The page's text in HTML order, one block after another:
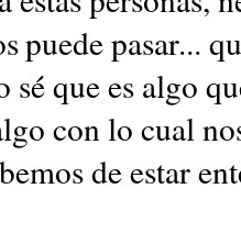
puede pasar...
sé que es algo
con lo cual
de estar